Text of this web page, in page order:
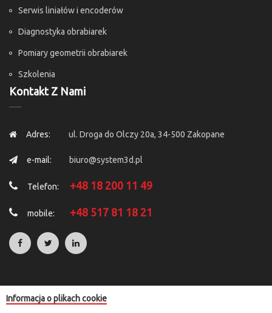
Serwis liniałów i encoderów
Diagnostyka obrabiarek
Pomiary geometrii obrabiarek
Szkolenia
Kontakt Z Nami
Adres: ul. Droga do Olczy 20a, 34-500 Zakopane
e-mail: biuro@system3d.pl
Telefon: +48 18 200 11 49
mobile: +48 517 81 18 21
Informacja o plikach cookie